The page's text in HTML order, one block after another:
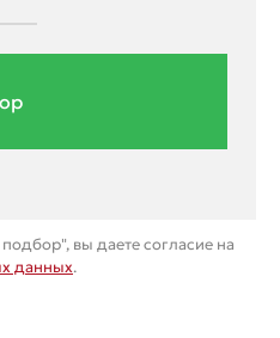
вы даете согласие на
данных.